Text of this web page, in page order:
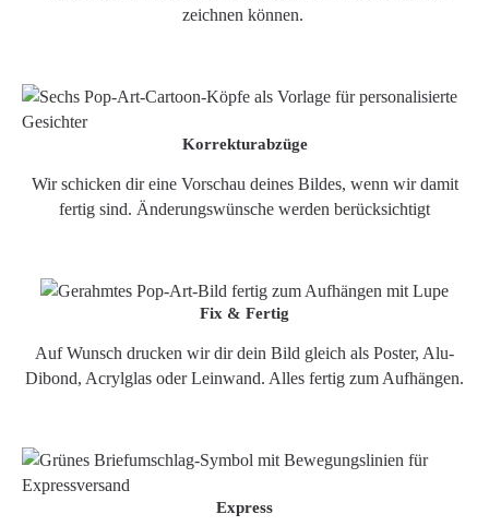
zeichnen können.
Korrekturabzüge
Wir schicken dir eine Vorschau deines Bildes, wenn wir damit
fertig sind. Änderungswünsche werden berücksichtigt
Fix & Fertig
Auf Wunsch drucken wir dir dein Bild gleich als Poster, Alu-
Dibond, Acrylglas oder Leinwand. Alles fertig zum Aufhängen.
Express